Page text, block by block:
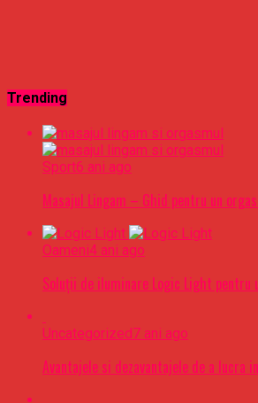
Trending
Sport6 ani ago
Masajul Lingam – Ghid pentru un
Oameni4 ani ago
Soluții de iluminare Logic Light pentru
Uncategorized7 ani ago
Avantajele si dezavantajele de a lucra